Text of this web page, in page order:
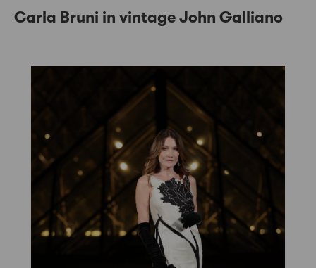
Carla Bruni in vintage John Galliano